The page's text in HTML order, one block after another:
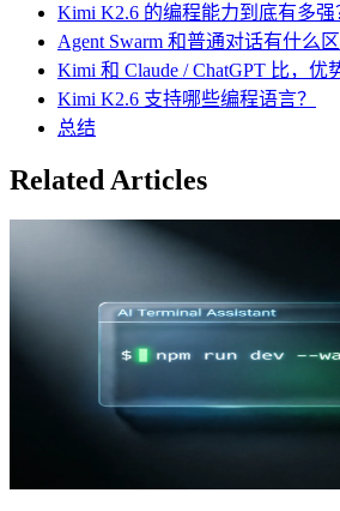
Kimi K2.6 的编程能力到底有多强
Agent Swarm 和普通对话有什么区
Kimi 和 Claude / ChatGPT 比，优
Kimi K2.6 支持哪些编程语言？
总结
Related Articles